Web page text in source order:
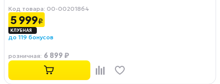
Код товара: 00-00201864
5 999₽
до 119 бонусов
розничная: 6 899 ₽